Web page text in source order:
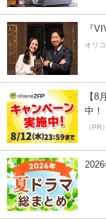
『
オリ
【8
中！
（PR